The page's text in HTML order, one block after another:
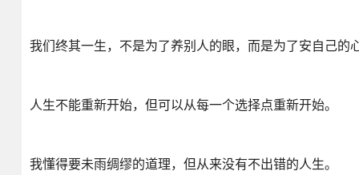
我们终其一生，不是为了养别人的眼，而是为了安自己的
人生不能重新开始，但可以从每一个选择点重新开始。
我懂得要未雨绸缪的道理，但从来没有不出错的人生。